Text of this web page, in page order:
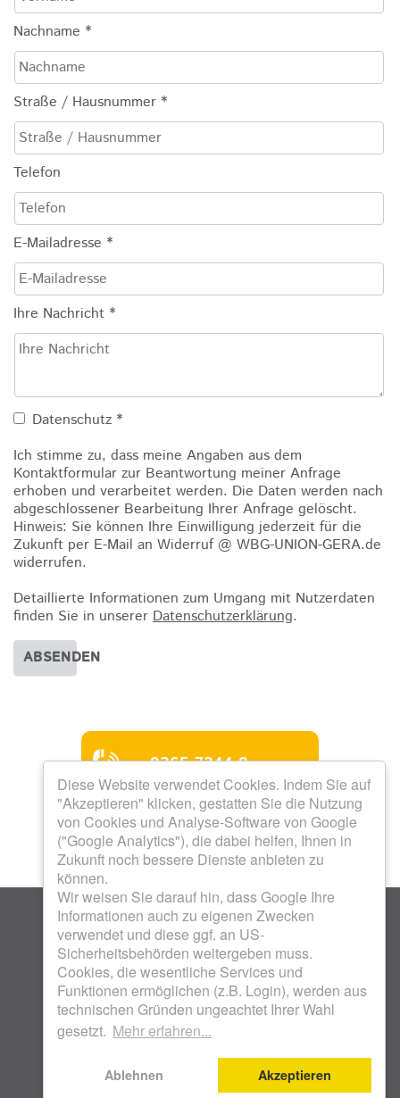
Diese Website verwendet Cookies. Indem Sie auf
"Akzeptieren" klicken, gestatten Sie die Nutzung
von Cookies und Analyse-Software von Google
("Google Analytics"), die dabei helfen, Ihnen in
Zukunft noch bessere Dienste anbieten zu
können.
Wir weisen Sie darauf hin, dass Google Ihre
Informationen auch zu eigenen Zwecken
verwendet und diese ggf. an US-
Sicherheitsbehörden weitergeben muss.
Cookies, die wesentliche Services und
Funktionen ermöglichen (z.B. Login), werden aus
technischen Gründen ungeachtet Ihrer Wahl
gesetzt. Mehr erfahren...
Ablehnen Akzeptieren
Nachname *
Straße / Hausnummer *
Telefon
E-Mailadresse *
Ihre Nachricht *
Datenschutz *
Ich stimme zu, dass meine Angaben aus dem
Kontaktformular zur Beantwortung meiner Anfrage
erhoben und verarbeitet werden. Die Daten werden nach
abgeschlossener Bearbeitung Ihrer Anfrage gelöscht.
Hinweis: Sie können Ihre Einwilligung jederzeit für die
Zukunft per E-Mail an Widerruf @ WBG-UNION-GERA.de
widerrufen.
Detaillierte Informationen zum Umgang mit Nutzerdaten
finden Sie in unserer Datenschutzerklärung.
ABSENDEN
0365 7344-0
Mo bis Do 8.00 - 12.00 Uhr
Mo bis Do 13.00 - 16.00
Uhr
Freitag 8.00 - 12.00 Uhr
KOSTENLOSES WOHNFON 0800 17 18 800 .
WOHNUNGSBAUGENOSSENSCHAFT UNION EG .
SCHENKENDORFSTRASSE 28 . 07548 GERA |
IMPRESSUM
DATENSCHUTZ